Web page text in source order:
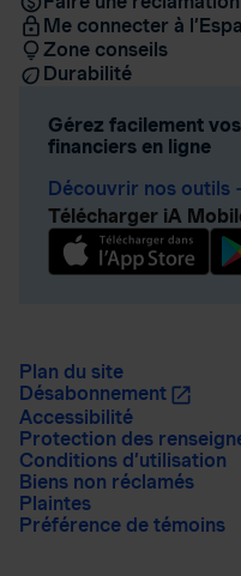
Me connecter à
Zone conseils
Durabilité
Gérez facilement
financiers en ligne
Découvrir nos outils
Télécharger iA
Plan du site
Désabonnement
Accessibilité
Protection des
Conditions d’utilisation
Biens non réclamés
Plaintes
Préférence de témoins